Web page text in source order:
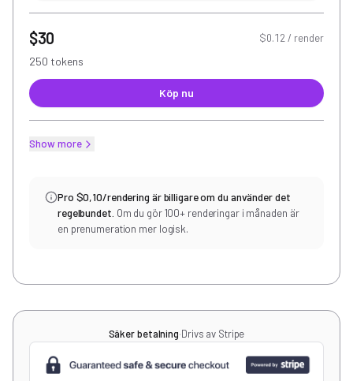
$30 $0.12 / render
250 tokens
Köp nu
Show more
Pro $0,10/rendering är billigare om du använder det
regelbundet. Om du gör 100+ renderingar i månaden är
en prenumeration mer logisk.
Säker betalning·Drivs av Stripe